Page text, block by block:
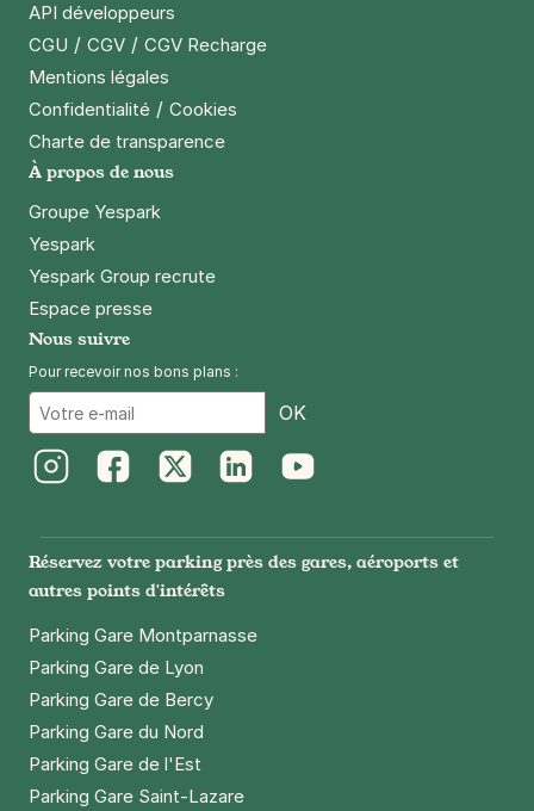
API développeurs
CGU / CGV / CGV Recharge
Mentions légales
Confidentialité / Cookies
Charte de transparence
À propos de nous
Groupe Yespark
Yespark
Yespark Group recrute
Espace presse
Nous suivre
Pour recevoir nos bons plans :
OK
Réservez votre parking près des gares, aéroports et
autres points d'intérêts
Parking Gare Montparnasse
Parking Gare de Lyon
Parking Gare de Bercy
Parking Gare du Nord
Parking Gare de l'Est
Parking Gare Saint-Lazare